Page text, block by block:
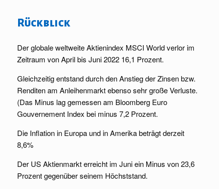
Rückblick
Der globale weltweite Aktienindex MSCI World verlor im
Zeitraum von April bis Juni 2022 16,1 Prozent.
Gleichzeitig entstand durch den Anstieg der Zinsen bzw.
Renditen am Anleihenmarkt ebenso sehr große Verluste.
(Das Minus lag gemessen am Bloomberg Euro
Gouvernement Index bei minus 7,2 Prozent.
Die Inflation in Europa und in Amerika beträgt derzeit
8,6%
Der US Aktienmarkt erreicht im Juni ein Minus von 23,6
Prozent gegenüber seinem Höchststand.